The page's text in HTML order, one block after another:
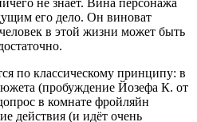
не знает. Вина персонажа
его дело. Он виноват
в этой жизни может быть
по классическому принципу: в
(пробуждение Йозефа К. от
в комнате фройляйн
действия (и идёт очень